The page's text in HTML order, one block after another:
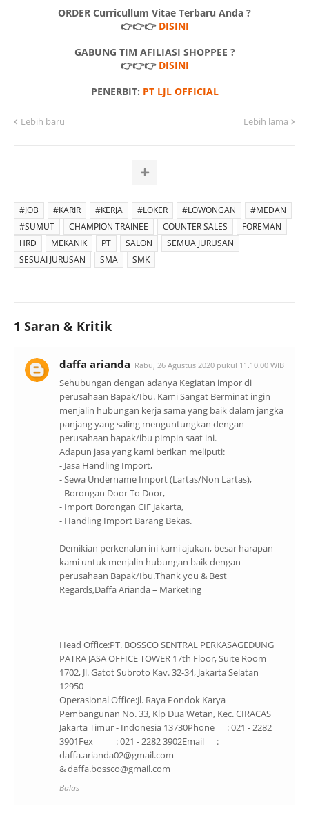
ORDER Curricullum Vitae Terbaru Anda ?
👉👉👉 DISINI
GABUNG TIM AFILIASI SHOPPEE ?
👉👉👉 DISINI
PENERBIT: PT LJL OFFICIAL
Lebih baru Lebih lama
#JOB #KARIR #KERJA #LOKER #LOWONGAN
#MEDAN
#SUMUT
CHAMPION TRAINEE COUNTER SALES
FOREMAN
HRD
MEKANIK PT SALON
SEMUA JURUSAN
SESUAI JURUSAN
SMA SMK
1 Saran & Kritik
daffa arianda Rabu, 26 Agustus 2020 pukul 11.10.00 WIB
Sehubungan dengan adanya Kegiatan impor di
perusahaan Bapak/Ibu. Kami Sangat Berminat ingin
menjalin hubungan kerja sama yang baik dalam jangka
panjang yang saling menguntungkan dengan
perusahaan bapak/ibu pimpin saat ini.
Adapun jasa yang kami berikan meliputi:
- Jasa Handling Import,
- Sewa Undername Import (Lartas/Non Lartas),
- Borongan Door To Door,
- Import Borongan CIF Jakarta,
- Handling Import Barang Bekas.
Demikian perkenalan ini kami ajukan, besar harapan
kami untuk menjalin hubungan baik dengan
perusahaan Bapak/Ibu.Thank you & Best
Regards,Daffa Arianda – Marketing
Head Office:PT. BOSSCO SENTRAL PERKASAGEDUNG
PATRA JASA OFFICE TOWER 17th Floor, Suite Room
1702, Jl. Gatot Subroto Kav. 32-34, Jakarta Selatan
12950
Operasional Office:Jl. Raya Pondok Karya
Pembangunan No. 33, Klp Dua Wetan, Kec. CIRACAS
Jakarta Timur - Indonesia 13730Phone : 021 - 2282
3901Fex : 021 - 2282 3902Email :
daffa.arianda02@gmail.com
& daffa.bossco@gmail.com
Balas